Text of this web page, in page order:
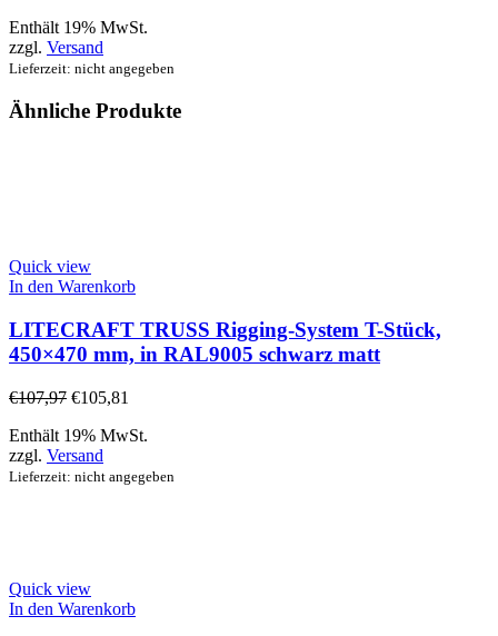
Enthält 19% MwSt.
zzgl. Versand
Lieferzeit: nicht angegeben
Ähnliche Produkte
Quick view
In den Warenkorb
LITECRAFT TRUSS Rigging-System T-Stück,
450×470 mm, in RAL9005 schwarz matt
€107,97 €105,81
Enthält 19% MwSt.
zzgl. Versand
Lieferzeit: nicht angegeben
Quick view
In den Warenkorb